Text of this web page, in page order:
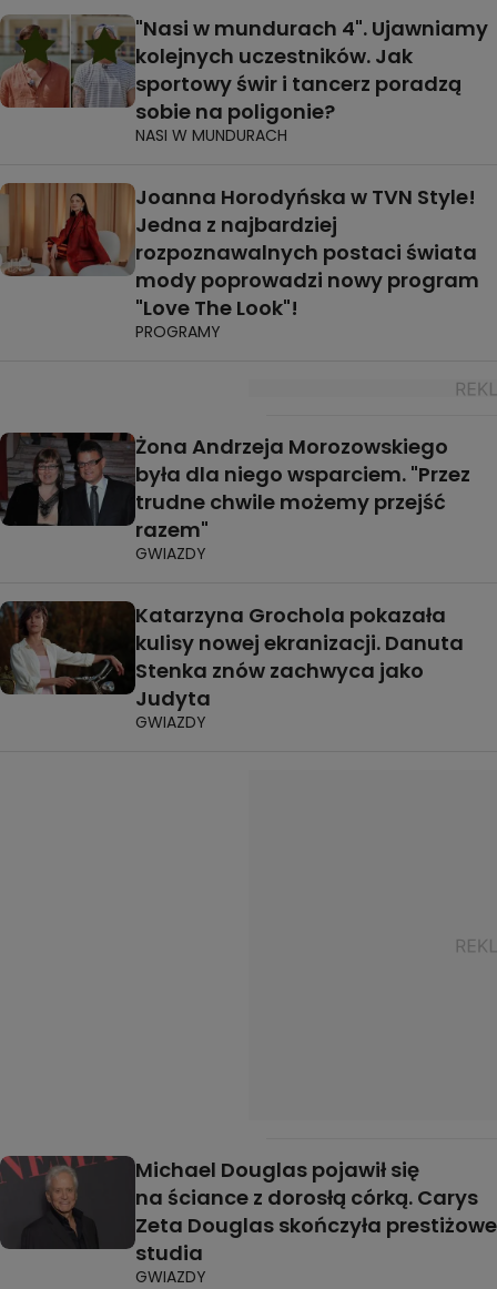
"Nasi w mundurach 4". Ujawniamy
kolejnych uczestników. Jak
sportowy świr i tancerz poradzą
sobie na poligonie?
NASI W MUNDURACH
Joanna Horodyńska w TVN Style!
Jedna z najbardziej
rozpoznawalnych postaci świata
mody poprowadzi nowy program
"Love The Look"!
PROGRAMY
Żona Andrzeja Morozowskiego
była dla niego wsparciem. "Przez
trudne chwile możemy przejść
razem"
GWIAZDY
Katarzyna Grochola pokazała
kulisy nowej ekranizacji. Danuta
Stenka znów zachwyca jako
Judyta
GWIAZDY
Michael Douglas pojawił się
na ściance z dorosłą córką. Carys
Zeta Douglas skończyła prestiżowe
studia
GWIAZDY